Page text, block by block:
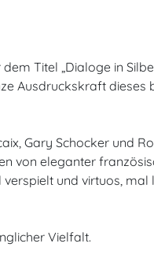
Titel „Dialoge in
Ausdruckskraft dieses
Gary Schocker und
von eleganter
und virtuos, mal
Vielfalt.